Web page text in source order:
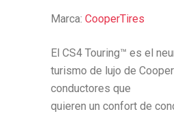
Marca: CooperTires
El CS4 Touring™ es el
turismo de lujo de
conductores que
quieren un confort de